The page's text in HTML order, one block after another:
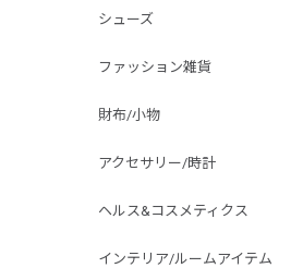
シューズ
ファッション雑貨
財布/小物
アクセサリー/時計
ヘルス&コスメティクス
インテリア/ルームアイテム